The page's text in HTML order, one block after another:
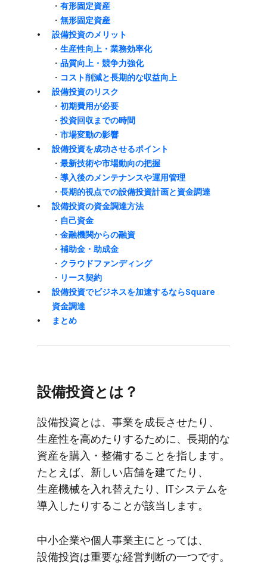
・ ​有形固定資産
・ 無形固定資産
設備投資の​メリット
・ ​生産性向上・業務効率化
・ 品質向上・競争力強化
・ コスト削減と​長期的な​収益向上
設備投資の​リスク
・ 初期費用が​必要
・ 投資回収までの​時間
・ 市場変動の​影響
設備投資を​成功させる​ポイント
・ ​最新技術や​市場動向の​把握
・ 導入後の​メンテナンスや​運用管理
・ ​長期的視点での​設備投資計画と​資金調達
設備投資の​資金調達方​法
・ ​自己資金
・ 金融機関からの​融資
・ 補助金・助成金
・ クラウドファンディング
・ リース契約
設備投資で​ビジネスを​加速するなら​Square
資金調達
まとめ
設備投資とは？
設備投資とは、​事業を​成長させたり、​
生産性を​高めたりする​ために、​長期的な​
資産を​購入・整備する​ことを​指します。​
たとえば、​新しい​店舗を​建てたり、​
生産機械を​入れ替えたり、​ITシステムを​
導入したりする​ことが​該当します。
中​小企業や​個人事業主に​とっては、​
設備投資は​重要な​経営判断の​一つです。​